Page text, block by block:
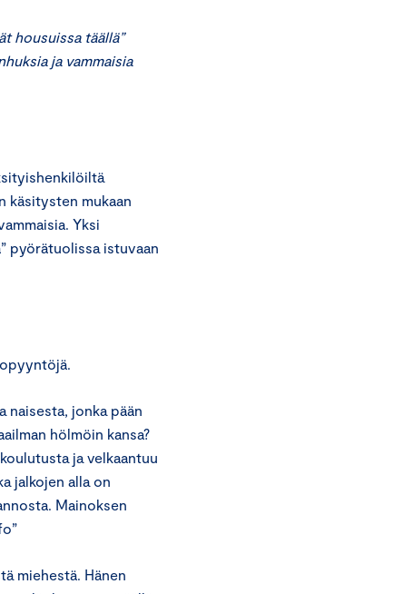
housuissa täällä”
ja vammaisia
käsitysten mukaan
Yksi
pyörätuolissa istuvaan
naisesta, jonka pään
hölmöin kansa?
ja velkaantuu
jalkojen alla on
Mainoksen
miehestä. Hänen